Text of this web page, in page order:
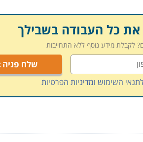
כל העבודה בשבילך
לקבלת מידע נוסף ללא התחייבות
שלח פניה
השימוש ומדיניות הפרטיות